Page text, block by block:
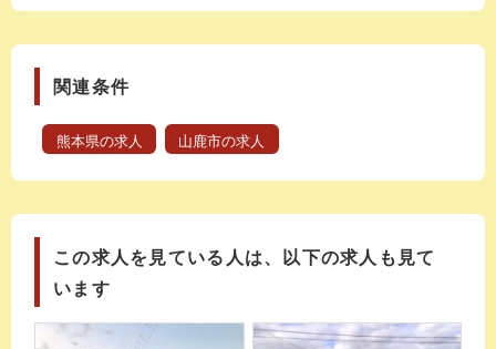
関連条件
熊本県の求人 山鹿市の求人
この求人を見ている人は、以下の求人も見て
います